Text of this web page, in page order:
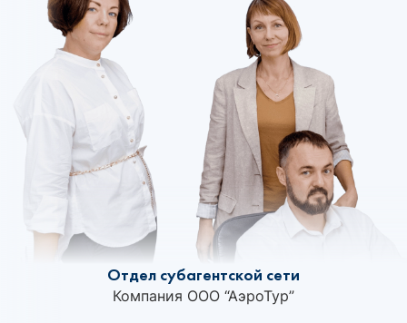
Отдел субагентской сети
Компания ООО “АэроТур”